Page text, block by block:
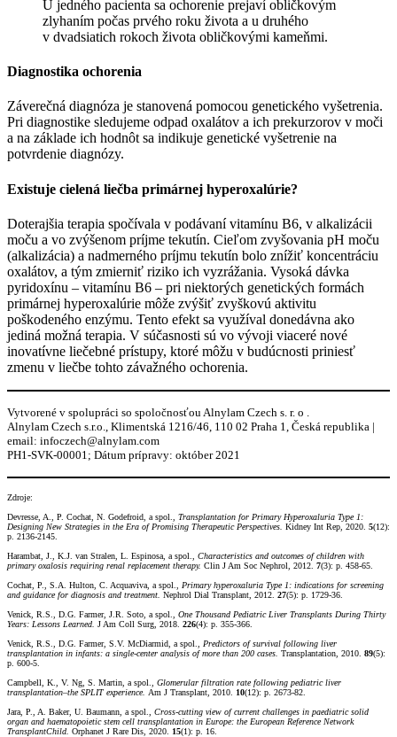
U jedného pacienta sa ochorenie prejaví obličkovým
zlyhaním počas prvého roku života a u druhého
v dvadsiatich rokoch života obličkovými kameňmi.
Diagnostika ochorenia
Záverečná diagnóza je stanovená pomocou genetického vyšetrenia.
Pri diagnostike sledujeme odpad oxalátov a ich prekurzorov v moči
a na základe ich hodnôt sa indikuje genetické vyšetrenie na
potvrdenie diagnózy.
Existuje cielená liečba primárnej hyperoxalúrie?
Doterajšia terapia spočívala v podávaní vitamínu B6, v alkalizácii
moču a vo zvýšenom príjme tekutín. Cieľom zvyšovania pH moču
(alkalizácia) a nadmerného príjmu tekutín bolo znížiť koncentráciu
oxalátov, a tým zmierniť riziko ich vyzrážania. Vysoká dávka
pyridoxínu – vitamínu B6 – pri niektorých genetických formách
primárnej hyperoxalúrie môže zvýšiť zvyškovú aktivitu
poškodeného enzýmu. Tento efekt sa využíval donedávna ako
jediná možná terapia. V súčasnosti sú vo vývoji viaceré nové
inovatívne liečebné prístupy, ktoré môžu v budúcnosti priniesť
zmenu v liečbe tohto závažného ochorenia.
Vytvorené v spolupráci so spoločnosťou Alnylam Czech s. r. o .
Alnylam Czech s.r.o., Klimentská 1216/46, 110 02 Praha 1, Česká republika |
email: infoczech@alnylam.com
PH1-SVK-00001; Dátum prípravy: október 2021
Zdroje:
Devresse, A., P. Cochat, N. Godefroid, a spol., Transplantation for Primary Hyperoxaluria Type 1:
Designing New Strategies in the Era of Promising Therapeutic Perspectives. Kidney Int Rep, 2020. 5(12):
p. 2136-2145.
Harambat, J., K.J. van Stralen, L. Espinosa, a spol., Characteristics and outcomes of children with
primary oxalosis requiring renal replacement therapy. Clin J Am Soc Nephrol, 2012. 7(3): p. 458-65.
Cochat, P., S.A. Hulton, C. Acquaviva, a spol., Primary hyperoxaluria Type 1: indications for screening
and guidance for diagnosis and treatment. Nephrol Dial Transplant, 2012. 27(5): p. 1729-36.
Venick, R.S., D.G. Farmer, J.R. Soto, a spol., One Thousand Pediatric Liver Transplants During Thirty
Years: Lessons Learned. J Am Coll Surg, 2018. 226(4): p. 355-366.
Venick, R.S., D.G. Farmer, S.V. McDiarmid, a spol., Predictors of survival following liver
transplantation in infants: a single-center analysis of more than 200 cases. Transplantation, 2010. 89(5):
p. 600-5.
Campbell, K., V. Ng, S. Martin, a spol., Glomerular filtration rate following pediatric liver
transplantation–the SPLIT experience. Am J Transplant, 2010. 10(12): p. 2673-82.
Jara, P., A. Baker, U. Baumann, a spol., Cross-cutting view of current challenges in paediatric solid
organ and haematopoietic stem cell transplantation in Europe: the European Reference Network
TransplantChild. Orphanet J Rare Dis, 2020. 15(1): p. 16.